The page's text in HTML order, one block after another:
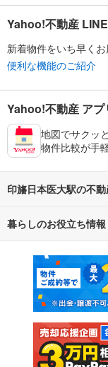
Yahoo!不動産
新着物件をいち早くお
便利な機能のご紹介
Yahoo!不動産 アプ
地図でサクッ
物件比較が手
印旛日本医大駅の不
不動産・住宅
新築マンション
新築一戸建て
注文住宅
暮らしのお役立ち情報
マンションカタログ